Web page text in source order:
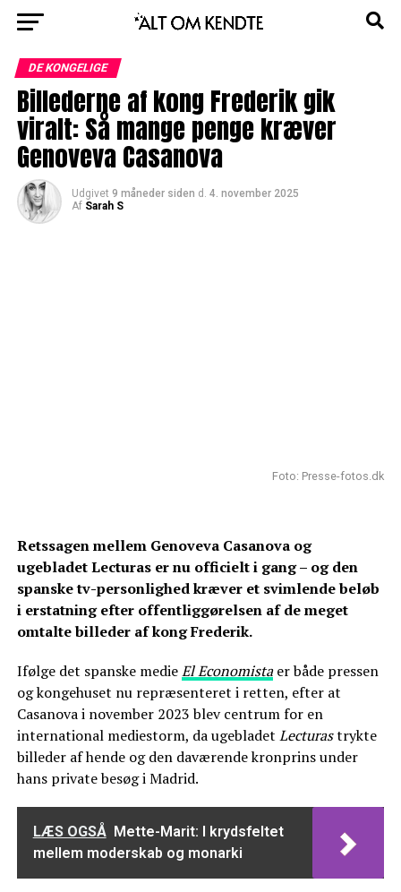
DE KONGELIGE
Billederne af kong Frederik gik
viralt: Så mange penge kræver
Genoveva Casanova
Udgivet 9 måneder siden d. 4. november 2025
Af Sarah S
Foto: Presse-fotos.dk
Retssagen mellem Genoveva Casanova og
ugebladet Lecturas er nu officielt i gang – og den
spanske tv-personlighed kræver et svimlende beløb
i erstatning efter offentliggørelsen af de meget
omtalte billeder af kong Frederik.
Ifølge det spanske medieEl Economistaer både pressen
og kongehuset nu repræsenteret i retten, efter at
Casanova i november 2023 blev centrum for en
international mediestorm, da ugebladet Lecturastrykte
billeder af hende og den daværende kronprins under
hans private besøg i Madrid.
LÆS OGSÅ Mette-Marit: I krydsfeltet
mellem moderskab og monarki